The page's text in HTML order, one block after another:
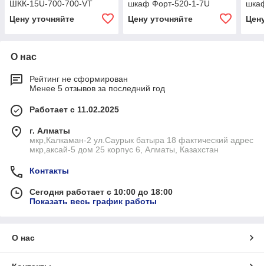
ШКК-15U-700-700-VT
Цену уточняйте
шкаф Форт-520-1-7U
Цену уточняйте
О нас
Рейтинг не сформирован
Менее 5 отзывов за последний год
Работает с 11.02.2025
г. Алматы
мкр,Калкаман-2 ул.Саурык батыра 18 фактический адрес
мкр,аксай-5 дом 25 корпус 6, Алматы, Казахстан
Контакты
Сегодня работает с 10:00 до 18:00
Показать весь график работы
О нас